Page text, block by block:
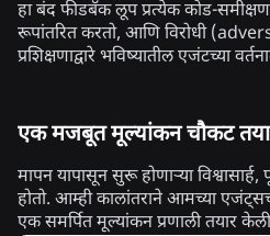
हा बंद फीडबॅक लूप प्रत्येक कोड-
रूपांतरित करतो, आणि विरोधी
प्रशिक्षणाद्वारे भविष्यातील एजंटच्या
एक मजबूत मूल्यांकन चौकट
मापन यापासून सुरू होणाऱ्या विश्वासार्ह,
होतो. आम्ही कालांतराने आमच्या
एक समर्पित मूल्यांकन प्रणाली तयार